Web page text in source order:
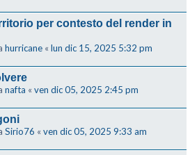
per contesto del render in
hurricane « lun dic 15, 2025 5:32 pm
nafta « ven dic 05, 2025 2:45 pm
Sirio76 « ven dic 05, 2025 9:33 am